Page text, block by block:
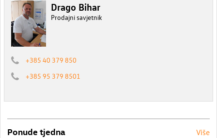
Drago Bihar
Prodajni savjetnik
+385 40 379 850
+385 95 379 8501
Ponude tjedna Više